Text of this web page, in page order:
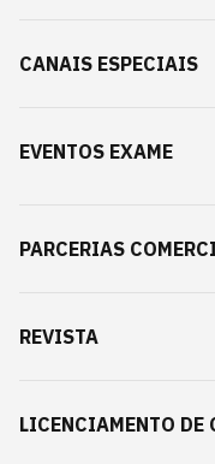
CANAIS ESPECIAIS
EVENTOS EXAME
PARCERIAS
REVISTA
LICENCIAMENTO DE